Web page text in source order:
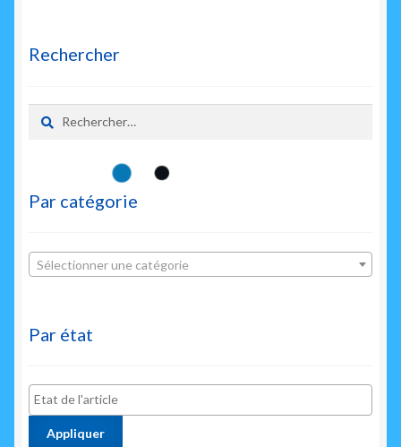
Rechercher
Rechercher :
Par catégorie
Sélectionner une catégorie
Par état
Appliquer